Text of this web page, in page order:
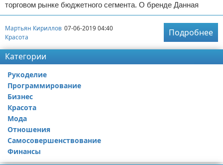
торговом рынке бюджетного сегмента. О бренде Данная
Мартьян Кириллов 07-06-2019 04:40
Красота
Подробнее
Категории
Рукоделие
Программирование
Бизнес
Красота
Мода
Отношения
Самосовершенствование
Финансы